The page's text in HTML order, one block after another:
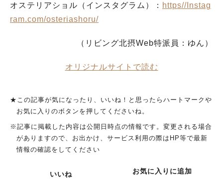
オステリアショル（インスタグラム）： https//Instag
ram.com/osteriashoru/
（リビング北摂Web特派員：ゆん）
オリジナルサイトで読む
★この記事が気になったり、いいね！と思ったらハートマークや
お気に入りのボタンを押してくださいね。
※記事に掲載した内容は公開日時点の情報です。変更される場合
がありますので、お出かけ、サービス利用の際はHP等で最新
情報の確認をしてください
いいね お気に入りに追加